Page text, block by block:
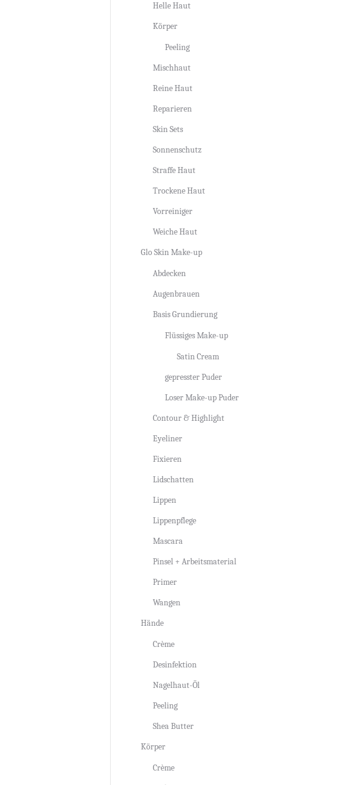
Helle Haut
Körper
Peeling
Mischhaut
Reine Haut
Reparieren
Skin Sets
Sonnenschutz
Straffe Haut
Trockene Haut
Vorreiniger
Weiche Haut
Glo Skin Make-up
Abdecken
Augenbrauen
Basis Grundierung
Flüssiges Make-up
Satin Cream
gepresster Puder
Loser Make-up Puder
Contour & Highlight
Eyeliner
Fixieren
Lidschatten
Lippen
Lippenpflege
Mascara
Pinsel + Arbeitsmaterial
Primer
Wangen
Hände
Crème
Desinfektion
Nagelhaut-Öl
Peeling
Shea Butter
Körper
Crème